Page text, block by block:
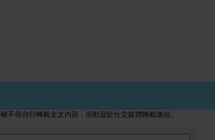
不得自行轉載全文內容，但歡迎於社交媒體轉載連結。